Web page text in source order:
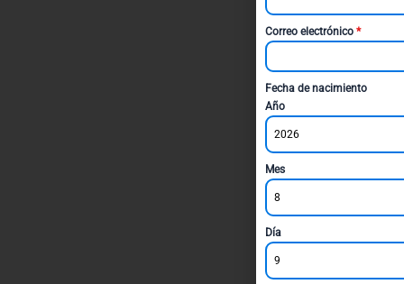
Correo electrónico *
Fecha de nacimiento
Año
2026
Mes
8
Día
9